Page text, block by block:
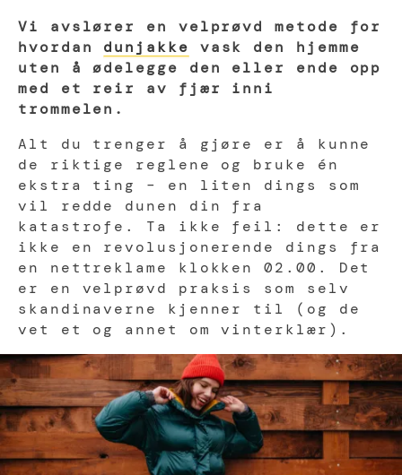
Vi avslører en velprøvd metode for
hvordan dunjakke vask den hjemme
uten å ødelegge den eller ende opp
med et reir av fjær inni
trommelen.
Alt du trenger å gjøre er å kunne
de riktige reglene og bruke én
ekstra ting – en liten dings som
vil redde dunen din fra
katastrofe. Ta ikke feil: dette er
ikke en revolusjonerende dings fra
en nettreklame klokken 02.00. Det
er en velprøvd praksis som selv
skandinaverne kjenner til (og de
vet et og annet om vinterklær).